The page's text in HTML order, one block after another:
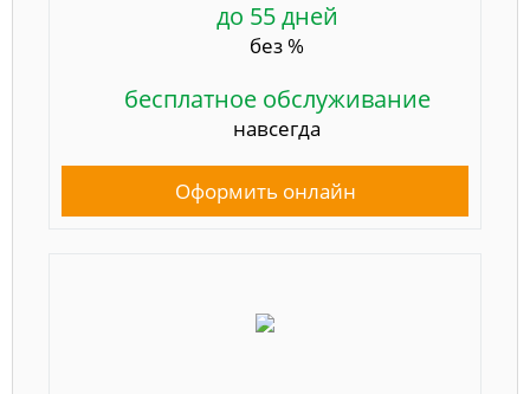
до 55 дней
без %
бесплатное обслуживание
навсегда
Оформить онлайн